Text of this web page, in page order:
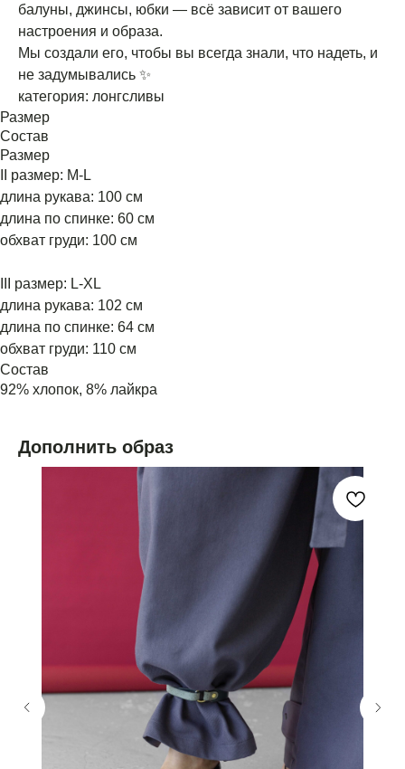
балуны, джинсы, юбки — всё зависит от вашего
настроения и образа.
Мы создали его, чтобы вы всегда знали, что надеть, и
не задумывались ✨
категория: лонгсливы
Размер
Состав
Размер
II размер: M-L
длина рукава: 100 см
длина по спинке: 60 см
обхват груди: 100 см
III размер: L-XL
длина рукава: 102 см
длина по спинке: 64 см
обхват груди: 110 см
Состав
92% хлопок, 8% лайкра
Дополнить образ